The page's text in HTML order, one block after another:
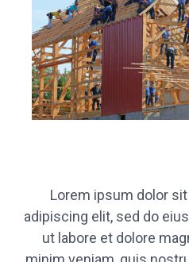
Lorem ipsum dolor
adipiscing elit, sed do
ut labore et dolore